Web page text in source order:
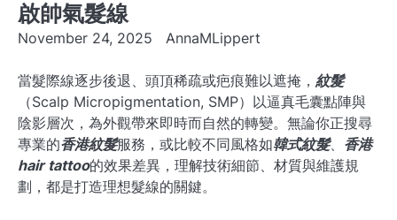
啟帥氣髮線
November 24, 2025 AnnaMLippert
當髮際線逐步後退、頭頂稀疏或疤痕難以遮掩， 紋髮
（Scalp Micropigmentation, SMP）以逼真毛囊點陣與
陰影層次，為外觀帶來即時而自然的轉變。無論你正搜尋
專業的香港紋髮服務，或比較不同風格如韓式紋髮、 香港
hair tattoo的效果差異，理解技術細節、材質與維護規
劃，都是打造理想髮線的關鍵。